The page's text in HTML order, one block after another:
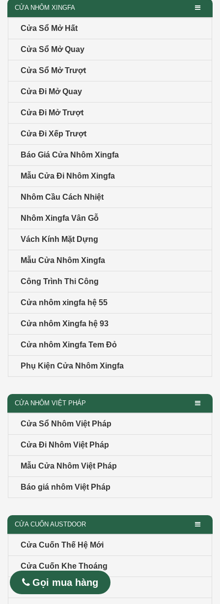
CỬA NHÔM XINGFA
Cửa Sổ Mở Hất
Cửa Sổ Mở Quay
Cửa Sổ Mở Trượt
Cửa Đi Mở Quay
Cửa Đi Mở Trượt
Cửa Đi Xếp Trượt
Báo Giá Cửa Nhôm Xingfa
Mẫu Cửa Đi Nhôm Xingfa
Nhôm Cầu Cách Nhiệt
Nhôm Xingfa Vân Gỗ
Vách Kính Mặt Dựng
Mẫu Cửa Nhôm Xingfa
Công Trình Thi Công
Cửa nhôm xingfa hệ 55
Cửa nhôm Xingfa hệ 93
Cửa nhôm Xingfa Tem Đỏ
Phụ Kiện Cửa Nhôm Xingfa
CỬA NHÔM VIỆT PHÁP
Cửa Sổ Nhôm Việt Pháp
Cửa Đi Nhôm Việt Pháp
Mẫu Cửa Nhôm Việt Pháp
Báo giá nhôm Việt Pháp
CỬA CUỐN AUSTDOOR
Cửa Cuốn Thế Hệ Mới
Cửa Cuốn Khe Thoáng
Cửa Cuốn Xuyên Sáng
Gọi mua hàng